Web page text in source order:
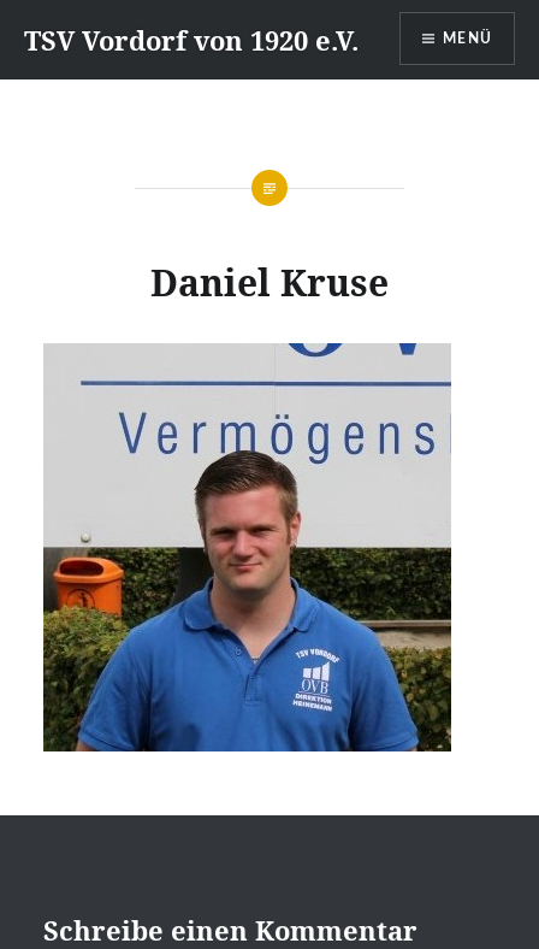
zumTSV Vordorf von 1920 e.V. MENÜ
Daniel Kruse
Schreibe einen Kommentar